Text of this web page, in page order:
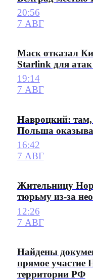
20:56
7 АВГ
Маск отказал
Starlink для
19:14
7 АВГ
Навроцкий: там,
Польша
16:42
7 АВГ
Жительницу
тюрьму из-за
12:26
7 АВГ
Найдены
прямое участие
территории РФ